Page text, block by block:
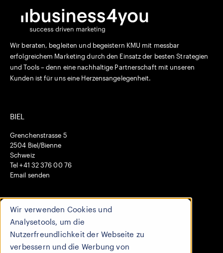
Wir verwenden Cookies und
Analysetools, um die
Nutzerfreundlichkeit der Webseite zu
verbessern und die Werbung von
Wir beraten, begleiten und begeistern KMU mit messbar
erfolgreichem Marketing durch den Einsatz der besten Strategien
und Tools – denn eine nachhaltige Partnerschaft mit unseren
Kunden ist für uns eine Herzensangelegenheit.
BIEL
Grenchenstrasse 5
2504 Biel/Bienne
Schweiz
Tel +41 32 376 00 76
Email senden
HO CHI MINH CITY
569 Duong Tran Hung Dao
Cau Kho, Quan 1
7000 Ho Chi Minh
Vietnam